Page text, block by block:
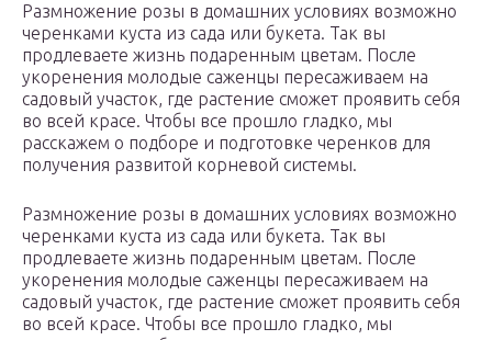
Размножение розы в домашних условиях возможно
черенками куста из сада или букета. Так вы
продлеваете жизнь подаренным цветам. После
укоренения молодые саженцы пересаживаем на
садовый участок, где растение сможет проявить себя
во всей красе. Чтобы все прошло гладко, мы
расскажем о подборе и подготовке черенков для
получения развитой корневой системы.
Размножение розы в домашних условиях возможно
черенками куста из сада или букета. Так вы
продлеваете жизнь подаренным цветам. После
укоренения молодые саженцы пересаживаем на
садовый участок, где растение сможет проявить себя
во всей красе. Чтобы все прошло гладко, мы